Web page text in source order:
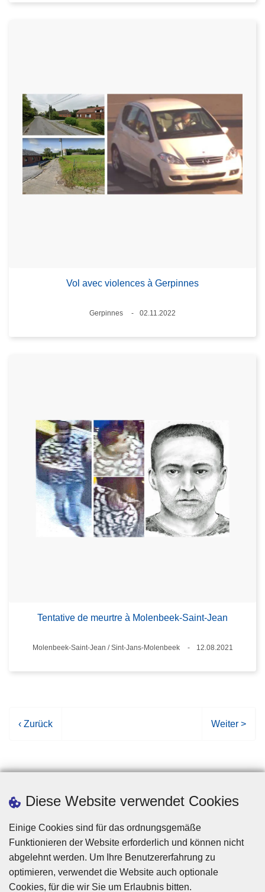
Diese Website verwendet Cookies
Einige Cookies sind für das ordnungsgemäße
Funktionieren der Website erforderlich und können nicht
abgelehnt werden. Um Ihre Benutzererfahrung zu
optimieren, verwendet die Website auch optionale
Cookies, für die wir Sie um Erlaubnis bitten.
Vol avec violences à Gerpinnes
Standort
Gerpinnes
02.11.2022
Tentative de meurtre à Molenbeek-Saint-Jean
Standort
Molenbeek-Saint-Jean / Sint-Jans-Molenbeek
12.08.2021
V
h
g
e
S
e
i
‹ Zurück
N
h
t
e
i
t
Weiter >
Disclaimer